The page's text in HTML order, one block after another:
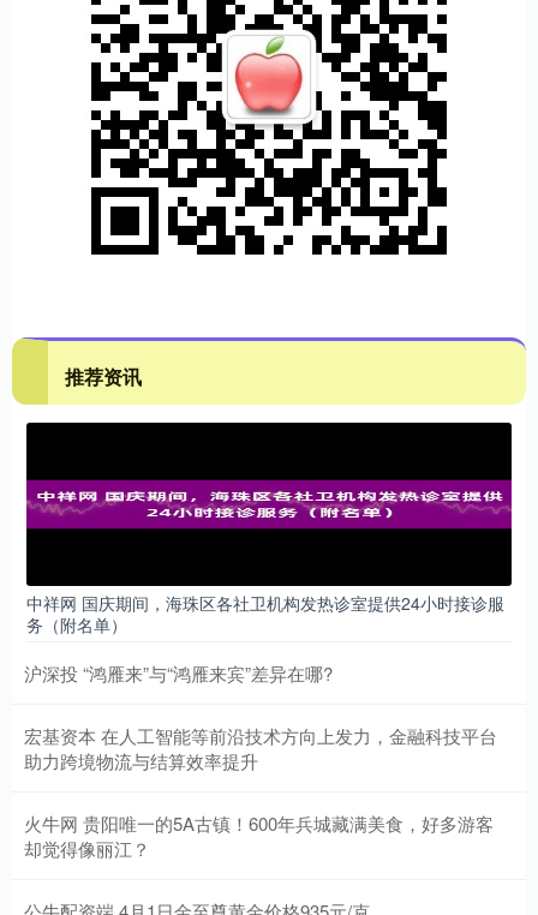
推荐资讯
中祥网 国庆期间，海珠区各社卫机构发热诊室提供24小时接诊服
务（附名单）
沪深投 “鸿雁来”与“鸿雁来宾”差异在哪?
宏基资本 在人工智能等前沿技术方向上发力，金融科技平台
助力跨境物流与结算效率提升
火牛网 贵阳唯一的5A古镇！600年兵城藏满美食，好多游客
却觉得像丽江？